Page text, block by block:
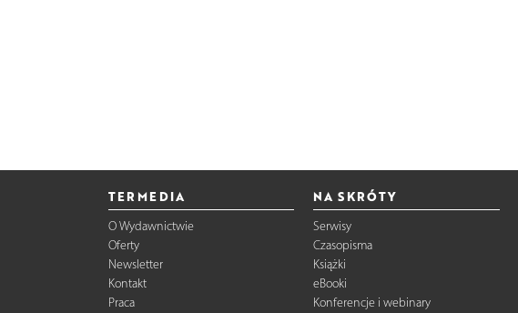
TERMEDIA
O Wydawnictwie
Oferty
Newsletter
Kontakt
Praca
NA SKRÓTY
Serwisy
Czasopisma
Książki
eBooki
Konferencje i webinary